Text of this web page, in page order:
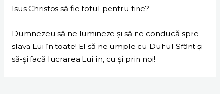
Isus Christos să fie totul pentru tine?
Dumnezeu să ne lumineze și să ne conducă spre
slava Lui în toate! El să ne umple cu Duhul Sfânt și
să-și facă lucrarea Lui în, cu și prin noi!